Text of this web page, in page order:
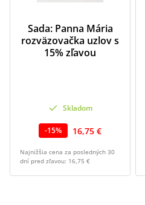
Sada: Panna Mária
rozväzovačka uzlov s
15% zľavou
Skladom
-15% 16,75 €
Najnižšia cena za posledných 30
dní pred zľavou: 16,75 €